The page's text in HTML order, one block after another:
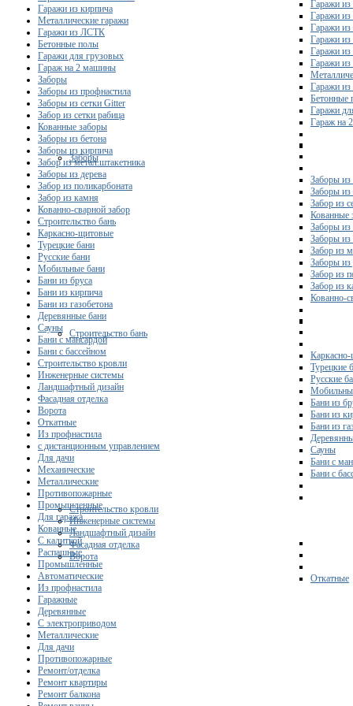
Гаражи из
Гаражи из
Гаражи из
Гаражи из
Гаражи
Гаражи из
Гаражи
Бетонные
Гаражи
Гараж на
Заборы
Заборы из
Заборы из
Забор из
Кованные
Заборы из
Заборы из
Забор из
Заборы из
Забор из
Забор из
Кованно-
Строительство бань
Турецкие
Русские
Бани из
Бани из
Бани из
Сауны
Бани с
Бани с
Строительство кровли
Инженерные системы
Ландшафтный дизайн
Фасадная отделка
Ворота
Откатные
Гаражи из кирпича
Металлические гаражи
Гаражи из ЛСТК
Бетонные полы
Гаражи для грузовых
Гараж на 2 машины
Заборы
Заборы из профнастила
Заборы из сетки Gitter
Забор из сетки рабица
Кованные заборы
Заборы из бетона
Заборы из кирпича
Забор из метал.штакетника
Заборы из дерева
Забор из поликарбоната
Забор из камня
Кованно-сварной забор
Строительство бань
Каркасно-щитовые
Турецкие бани
Русские бани
Мобильные бани
Бани из бруса
Бани из кирпича
Бани из газобетона
Деревянные бани
Сауны
Бани с мансардой
Бани с бассейном
Строительство кровли
Инженерные системы
Ландшафтный дизайн
Фасадная отделка
Ворота
Откатные
Из профнастила
с дистанционным управлением
Для дачи
Механические
Металлические
Противопожарные
Промышленные
Для гаража
Кованные
С калиткой
Распашные
Промышленные
Автоматические
Из профнастила
Гаражные
Деревянные
С электроприводом
Металлические
Для дачи
Противопожарные
Ремонт/отделка
Ремонт квартиры
Ремонт балкона